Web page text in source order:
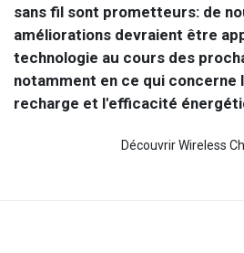
sans fil sont prometteurs: de
améliorations devraient être
technologie au cours des
notamment en ce qui concerne
recharge et l'efficacité
Découvrir Wireless